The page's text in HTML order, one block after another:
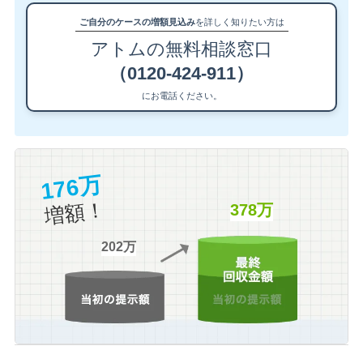
ご自分のケースの増額見込みを詳しく知りたい方は
アトムの無料相談窓口
（0120-424-911）
にお電話ください。
176万
増額！
202万
378万